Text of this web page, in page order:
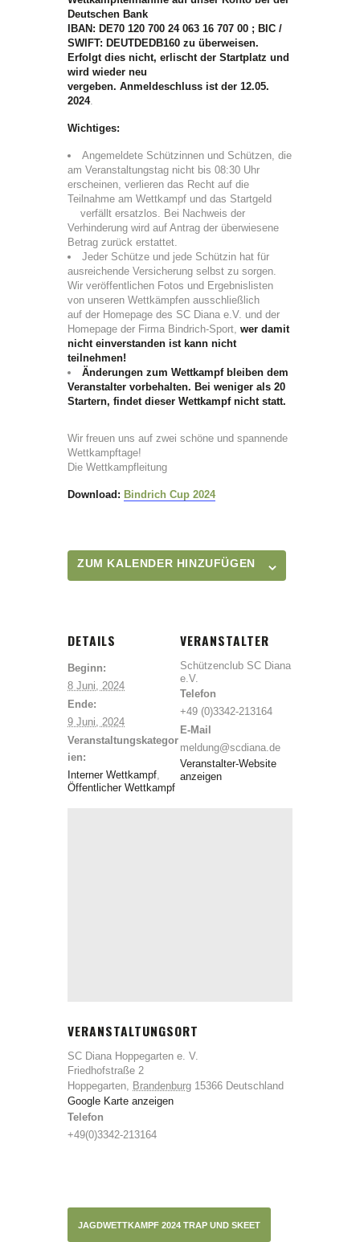
Deutschen Bank
IBAN: DE70 120 700 24 063 16 707 00 ; BIC /
SWIFT: DEUTDEDB160 zu überweisen.
Erfolgt dies nicht, erlischt der Startplatz und
wird wieder neu
vergeben. Anmeldeschluss ist der 12.05.
2024.
Wichtiges:
Angemeldete Schützinnen und Schützen, die
am Veranstaltungstag nicht bis 08:30 Uhr
erscheinen, verlieren das Recht auf die
Teilnahme am Wettkampf und das Startgeld
verfällt ersatzlos. Bei Nachweis der
Verhinderung wird auf Antrag der überwiesene
Betrag zurück erstattet.
Jeder Schütze und jede Schützin hat für
ausreichende Versicherung selbst zu sorgen.
Wir veröffentlichen Fotos und Ergebnislisten
von unseren Wettkämpfen ausschließlich
auf der Homepage des SC Diana e.V. und der
Homepage der Firma Bindrich-Sport, wer damit
nicht einverstanden ist kann nicht
teilnehmen!
Änderungen zum Wettkampf bleiben dem
Veranstalter vorbehalten. Bei weniger als 20
Startern, findet dieser Wettkampf nicht statt.
Wir freuen uns auf zwei schöne und spannende
Wettkampftage!
Die Wettkampfleitung
Download: Bindrich Cup 2024
ZUM KALENDER HINZUFÜGEN
DETAILS
Beginn:
8 Juni, 2024
Ende:
9 Juni, 2024
Veranstaltungskategor
ien:
Interner Wettkampf,
Öffentlicher Wettkampf
VERANSTALTER
Schützenclub SC Diana
e.V.
Telefon
+49 (0)3342-213164
E-Mail
meldung@scdiana.de
Veranstalter-Website
anzeigen
VERANSTALTUNGSORT
SC Diana Hoppegarten e. V.
Friedhofstraße 2
Hoppegarten, Brandenburg 15366 Deutschland
Google Karte anzeigen
Telefon
+49(0)3342-213164
JAGDWETTKAMPF 2024 TRAP UND SKEET